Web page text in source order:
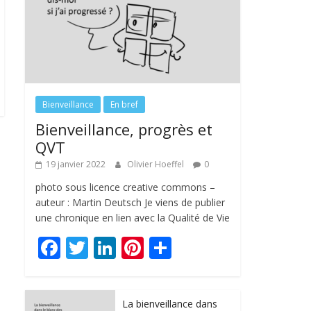
Bienveillance En bref
Bienveillance, progrès et
QVT
19 janvier 2022 Olivier Hoeffel 0
photo sous licence creative commons –
auteur : Martin Deutsch Je viens de publier
une chronique en lien avec la Qualité de Vie
F
e
T
itt
Li Pi
La bienveillance dans